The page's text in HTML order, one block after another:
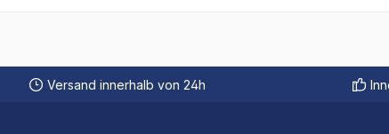
Versand innerhalb von 24h